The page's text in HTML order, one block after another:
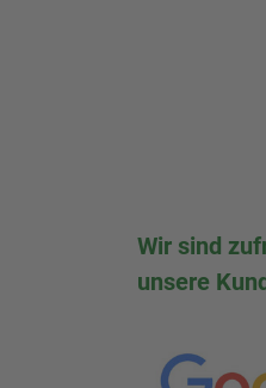
Wir sind
unsere